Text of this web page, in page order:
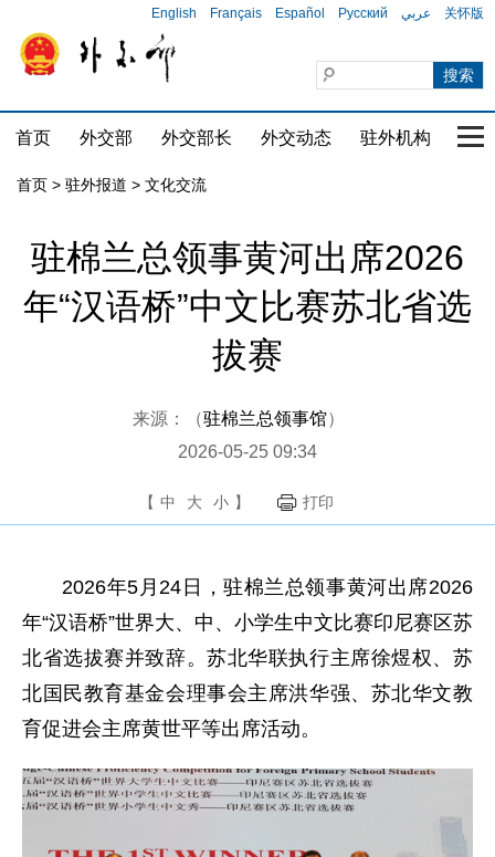
English Français Español Русский عربي 关怀版
首页 外交部 外交部长 外交动态 驻外机构 国
首页 > 驻外报道 > 文化交流
驻棉兰总领事黄河出席2026
年“汉语桥”中文比赛苏北省选
拔赛
来源：（驻棉兰总领事馆）
2026-05-25 09:34
【 中 大 小 】 打印
2026年5月24日，驻棉兰总领事黄河出席2026
年“汉语桥”世界大、中、小学生中文比赛印尼赛区苏
北省选拔赛并致辞。苏北华联执行主席徐煜权、苏
北国民教育基金会理事会主席洪华强、苏北华文教
育促进会主席黄世平等出席活动。